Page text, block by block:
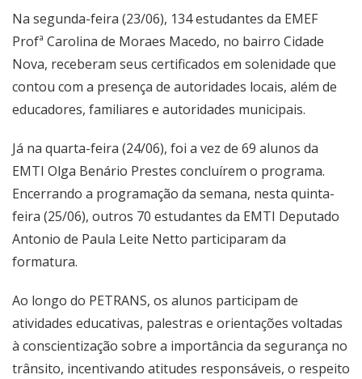
Na segunda-feira (23/06), 134 estudantes da EMEF
Profª Carolina de Moraes Macedo, no bairro Cidade
Nova, receberam seus certificados em solenidade que
contou com a presença de autoridades locais, além de
educadores, familiares e autoridades municipais.
Já na quarta-feira (24/06), foi a vez de 69 alunos da
EMTI Olga Benário Prestes concluírem o programa.
Encerrando a programação da semana, nesta quinta-
feira (25/06), outros 70 estudantes da EMTI Deputado
Antonio de Paula Leite Netto participaram da
formatura.
Ao longo do PETRANS, os alunos participam de
atividades educativas, palestras e orientações voltadas
à conscientização sobre a importância da segurança no
trânsito, incentivando atitudes responsáveis, o respeito